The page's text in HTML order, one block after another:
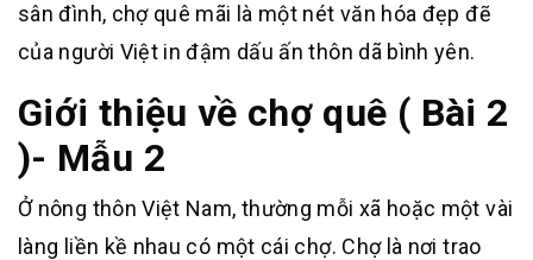
sân đình, chợ quê mãi là một nét văn hóa đẹp đẽ
của người Việt in đậm dấu ấn thôn dã bình yên.
Giới thiệu về chợ quê ( Bài 2
)- Mẫu 2
Ở nông thôn Việt Nam, thường mỗi xã hoặc một vài
làng liền kề nhau có một cái chợ. Chợ là nơi trao